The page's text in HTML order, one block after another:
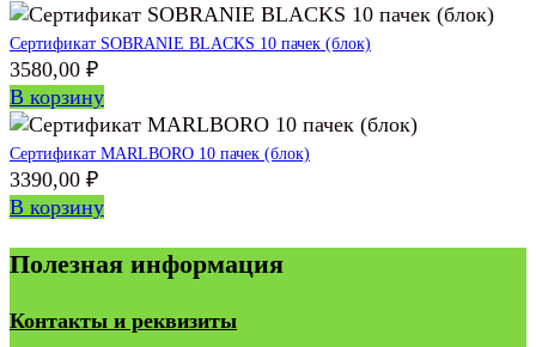
Сертификат SOBRANIE BLACKS 10 пачек (блок)
3580,00 ₽
В корзину
Сертификат MARLBORO 10 пачек (блок)
3390,00 ₽
В корзину
Полезная информация
Контакты и реквизиты